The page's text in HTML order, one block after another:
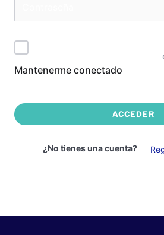
Mantenerme conectado
ACCEDER
¿No tienes una cuenta?